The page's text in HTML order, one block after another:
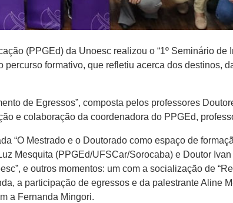
(PPGEd) da Unoesc realizou o “1º Seminário de
formativo, que refletiu acerca dos destinos,
de Egressos”, composta pelos professores
e colaboração da coordenadora do PPGEd,
“O Mestrado e o Doutorado como espaço de
Mesquita (PPGEd/UFSCar/Sorocaba) e Doutor
e outros momentos: um com a socialização de
a participação de egressos e da palestrante Aline
a Fernanda Mingori.